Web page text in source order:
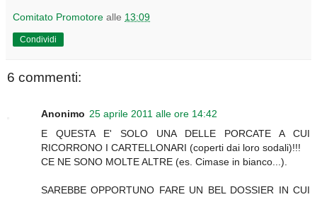
Comitato Promotore alle 13:09
Condividi
6 commenti:
Anonimo 25 aprile 2011 alle ore 14:42
E QUESTA E' SOLO UNA DELLE PORCATE A CUI
RICORRONO I CARTELLONARI (coperti dai loro sodali)!!!
CE NE SONO MOLTE ALTRE (es. Cimase in bianco...).
SAREBBE OPPORTUNO FARE UN BEL DOSSIER IN CUI